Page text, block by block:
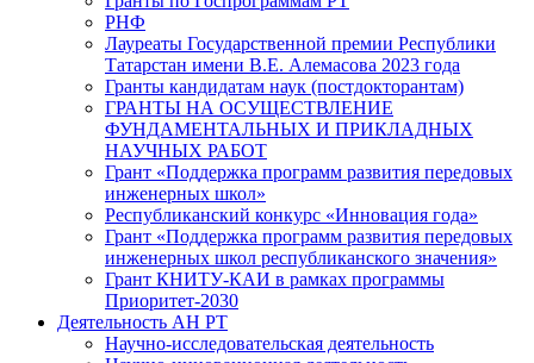
РНФ
Лауреаты Государственной премии Республики
Татарстан имени В.Е. Алемасова 2023 года
Гранты кандидатам наук (постдокторантам)
ГРАНТЫ НА ОСУЩЕСТВЛЕНИЕ
ФУНДАМЕНТАЛЬНЫХ И ПРИКЛАДНЫХ
НАУЧНЫХ РАБОТ
Грант «Поддержка программ развития передовых
инженерных школ»
Республиканский конкурс «Инновация года»
Грант «Поддержка программ развития передовых
инженерных школ республиканского значения»
Грант КНИТУ-КАИ в рамках программы
Приоритет-2030
Деятельность АН РТ
Научно-исследовательская деятельность